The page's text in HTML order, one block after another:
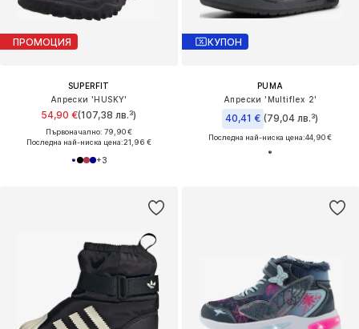
ПРОМОЦИЯ
SUPERFIT
Апрески 'HUSKY'
54,90 €(107,38 лв.³)
Първоначално: 79,90 €
Последна най-ниска цена:21,96 €
+3
КУПОН
PUMA
Апрески 'Multiflex 2'
40,41 € (79,04 лв.³)
Последна най-ниска цена:44,90 €